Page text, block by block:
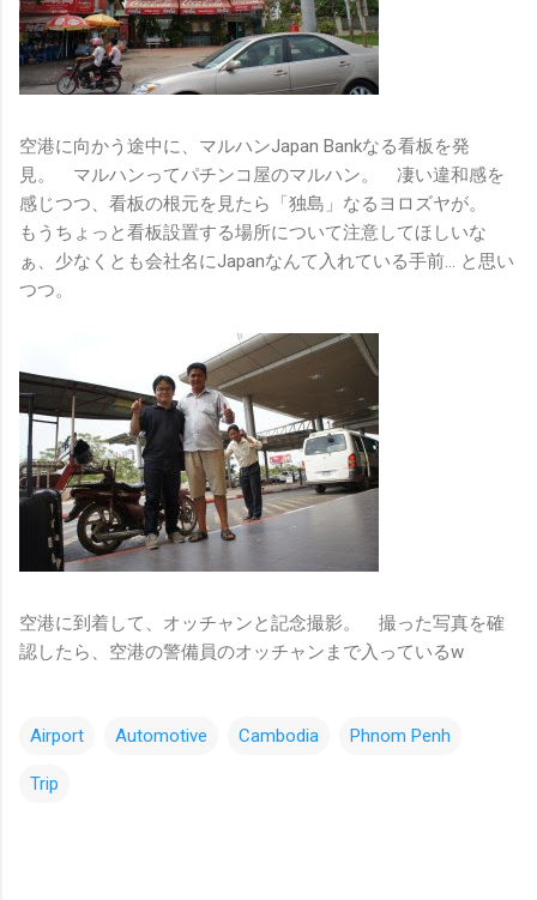
空港に向かう途中に、マルハンJapan Bankなる看板を発
見。 マルハンってパチンコ屋のマルハン。 凄い違和感を
感じつつ、看板の根元を見たら「独島」なるヨロズヤが。
もうちょっと看板設置する場所について注意してほしいな
ぁ、少なくとも会社名にJapanなんて入れている手前… と思い
つつ。
空港に到着して、オッチャンと記念撮影。 撮った写真を確
認したら、空港の警備員のオッチャンまで入っているw
Airport Automotive Cambodia Phnom Penh
Trip